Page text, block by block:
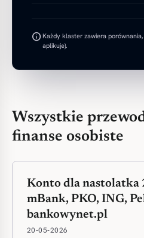
infoKażdy klaster zawiera
aplikuje).
Wszystkie
finanse osobiste
Konto dla nastolatka
mBank, PKO, ING,
bankowynet.pl
20-05-2026